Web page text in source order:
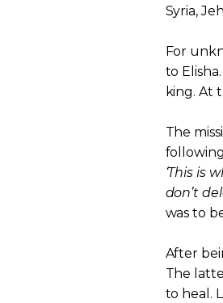
Syria,
For
to
king. At
The
‘This is
don’t
was to
After
The
to heal.